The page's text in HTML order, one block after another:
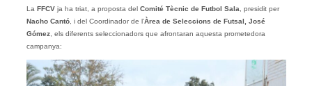
La FFCVja ha triat, a proposta del Comité Tècnic de Futbol Sala , presidit per
Nacho Cantó, i del Coordinador de l’Àrea de Seleccions de Futsal, José
Gómez, els diferents seleccionadors que afrontaran aquesta prometedora
campanya: